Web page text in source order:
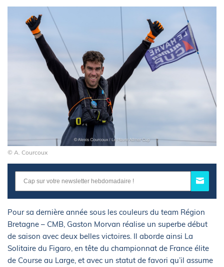
© A. Courcoux
Pour sa dernière année sous les couleurs du team Région
Bretagne – CMB, Gaston Morvan réalise un superbe début
de saison avec deux belles victoires. Il aborde ainsi La
Solitaire du Figaro, en tête du championnat de France élite
de Course au Large, et avec un statut de favori qu’il assume